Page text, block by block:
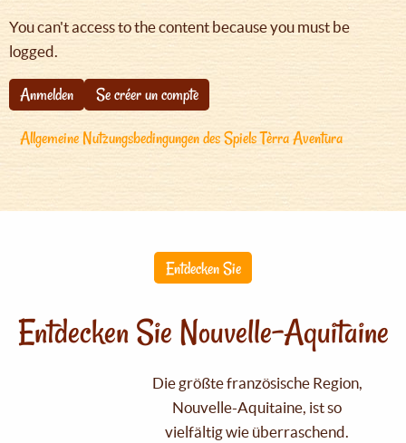
You can't access to the content because you must be
logged.
Anmelden
Se créer un compte
Allgemeine Nutzungsbedingungen des Spiels Tèrra Aventura
Entdecken Sie
Entdecken Sie Nouvelle-Aquitaine
Die größte französische Region,
Nouvelle-Aquitaine, ist so
vielfältig wie überraschend.